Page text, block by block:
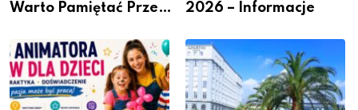
Warto Pamiętać Przed
2026 – Informacje